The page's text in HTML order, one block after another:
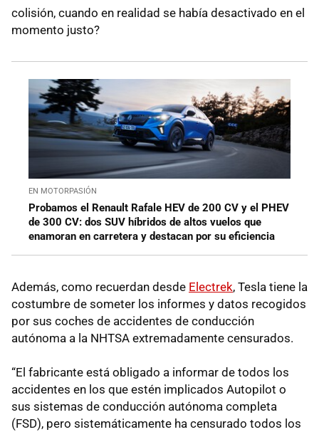
colisión, cuando en realidad se había desactivado en el
momento justo?
EN MOTORPASIÓN
Probamos el Renault Rafale HEV de 200 CV y el PHEV
de 300 CV: dos SUV híbridos de altos vuelos que
enamoran en carretera y destacan por su eficiencia
Además, como recuerdan desde Electrek, Tesla tiene la
costumbre de someter los informes y datos recogidos
por sus coches de accidentes de conducción
autónoma a la NHTSA extremadamente censurados.
“El fabricante está obligado a informar de todos los
accidentes en los que estén implicados Autopilot o
sus sistemas de conducción autónoma completa
(FSD), pero sistemáticamente ha censurado todos los